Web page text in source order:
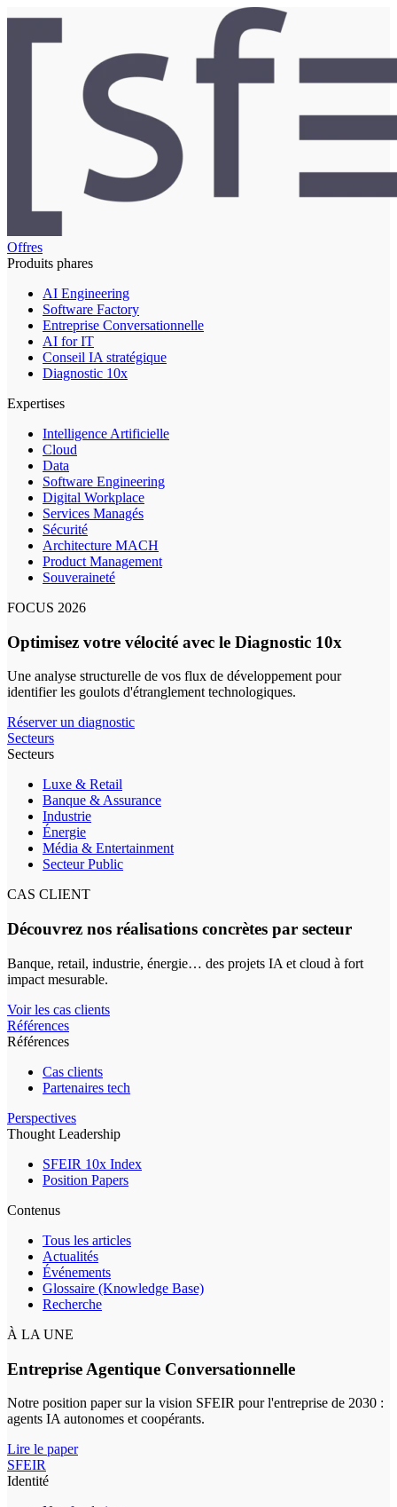
Offres
Produits phares
AI Engineering
Software Factory
Entreprise Conversationnelle
AI for IT
Conseil IA stratégique
Diagnostic 10x
Expertises
Intelligence Artificielle
Cloud
Data
Software Engineering
Digital Workplace
Services Managés
Sécurité
Architecture MACH
Product Management
Souveraineté
FOCUS 2026
Optimisez votre vélocité avec le Diagnostic 10x
Une analyse structurelle de vos flux de développement pour
identifier les goulots d'étranglement technologiques.
Réserver un diagnostic
Secteurs
Secteurs
Luxe & Retail
Banque & Assurance
Industrie
Énergie
Média & Entertainment
Secteur Public
CAS CLIENT
Découvrez nos réalisations concrètes par secteur
Banque, retail, industrie, énergie… des projets IA et cloud à fort
impact mesurable.
Voir les cas clients
Références
Références
Cas clients
Partenaires tech
Perspectives
Thought Leadership
SFEIR 10x Index
Position Papers
Contenus
Tous les articles
Actualités
Événements
Glossaire (Knowledge Base)
Recherche
À LA UNE
Entreprise Agentique Conversationnelle
Notre position paper sur la vision SFEIR pour l'entreprise de 2030 :
agents IA autonomes et coopérants.
Lire le paper
SFEIR
Identité